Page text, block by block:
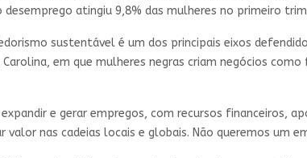
desemprego atingiu 9,8% das mulheres no primeiro
sustentável é um dos principais eixos
em que mulheres negras criam negócios
e gerar empregos, com recursos financeiros,
valor nas cadeias locais e globais. Não queremos um